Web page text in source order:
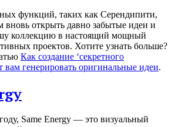
функций, таких как Серендипити,
вновь открыть давно забытые идеи и
коллекцию в настоящий мощный
проектов. Хотите узнать больше?
Как создание ‘секретного
вам генерировать оригинальные идеи.
Same Energy — это визуальный